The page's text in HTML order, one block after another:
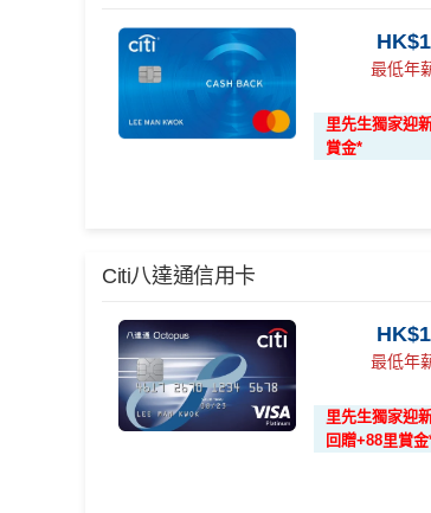
最低年
里先生獨家迎
賞金*
🎁迎新禮遇
優惠期：2026年7月1日至9月30日
立即申請:MrMiles.hk/citi-cash-
申請完填Form賺多88里賞金*:
2026年10月31日或之前成功批卡，
Citi八達通信用卡
最低年
里先生獨家迎
回贈+88里賞